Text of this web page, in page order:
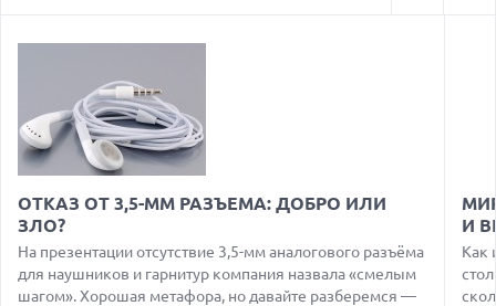
ГЛОБАЛЬНЫЙ СПАД РЫНКА ПЛАНШЕТОВ В 2026 ГОДУ И
07.08.2026
УТОЧНЕНЫ РАЗМЕРЫ ЭКРАНОВ ЮБИЛЕЙНЫХ
СМАРТФОНОВ APPLE IPHONE 20
07.08.2026
ПОДДЕРЖКОЙ СЕТЕЙ 4G И ТЕХНОЛОГИЕЙ VOLTE
ПРЕДСТАВЛЕНЫ НАУШНИКИ JBL С СЕНСОРНЫМ ЭКРАНОМ
НА КЕЙСЕ ДЛЯ УПРАВЛЕНИЯ МУЗЫКОЙ
ОТКАЗ ОТ 3,5-ММ РАЗЪЕМА: ДОБРО ИЛИ
ЗЛО?
На презентации отсутствие 3,5-мм аналогового разъёма
для наушников и гарнитур компания назвала «смелым
шагом». Хорошая метафора, но давайте разберемся —
И
Как